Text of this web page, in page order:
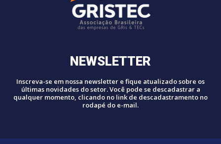
NEWSLETTER
Inscreva-se em nossa newsletter e fique atualizado sobre os
últimas novidades do setor. Você pode se descadastrar a
qualquer momento, clicando no link de descadastramento no
rodapé do e-mail.